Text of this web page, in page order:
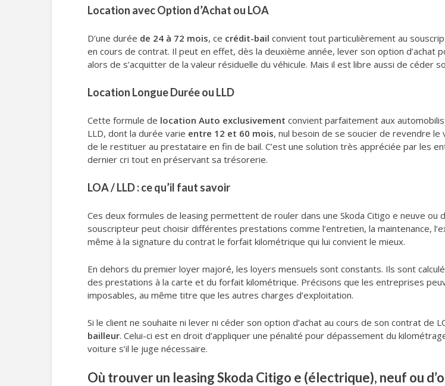
Location avec Option d’Achat ou LOA
D’une durée de 24 à 72 mois, ce crédit-bail convient tout particulièrement au
en cours de contrat. Il peut en effet, dès la deuxième année, lever son option
alors de s’acquitter de la valeur résiduelle du véhicule. Mais il est libre aussi de céder
Location Longue Durée ou LLD
Cette formule de location Auto exclusivement convient parfaitement aux
LLD, dont la durée varie entre 12 et 60 mois, nul besoin de se soucier de revendre
de le restituer au prestataire en fin de bail. C’est une solution très appréciée par les
dernier cri tout en préservant sa trésorerie.
LOA / LLD : ce qu’il faut savoir
Ces deux formules de leasing permettent de rouler dans une Skoda Citigo e neuve ou
souscripteur peut choisir différentes prestations comme l’entretien, la maintenance,
même à la signature du contrat le forfait kilométrique qui lui convient le mieux.
En dehors du premier loyer majoré, les loyers mensuels sont constants. Ils sont
des prestations à la carte et du forfait kilométrique. Précisons que les entreprises
imposables, au même titre que les autres charges d’exploitation.
Si le client ne souhaite ni lever ni céder son option d’achat au cours de son contrat de
bailleur. Celui-ci est en droit d’appliquer une pénalité pour dépassement du
voiture s’il le juge nécessaire.
Où trouver un leasing Skoda Citigo e (électrique), neuf ou